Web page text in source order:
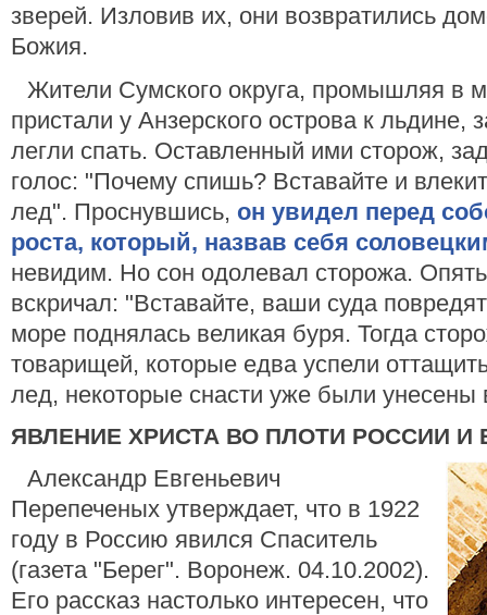
зверей. Изловив их, они возвратились
Божия.
Жители Сумского округа, промышляя в
пристали у Анзерского острова к льдине,
легли спать. Оставленный ими сторож,
голос: "Почему спишь? Вставайте и
лед". Проснувшись, он увидел перед
роста, который, назвав себя
невидим. Но сон одолевал сторожа.
вскричал: "Вставайте, ваши суда
море поднялась великая буря. Тогда
товарищей, которые едва успели
лед, некоторые снасти уже были унесены
ЯВЛЕНИЕ ХРИСТА ВО ПЛОТИ РОССИИ И
Александр Евгеньевич
Перепеченых утверждает, что в 1922
году в Россию явился Спаситель
(газета "Берег". Воронеж. 04.10.2002).
Его рассказ настолько интересен, что